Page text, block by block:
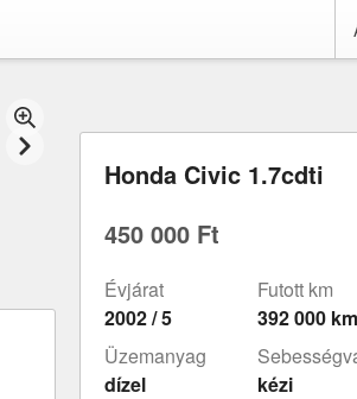
Honda Civic 1.7cdti
450 000 Ft
Évjárat
2002 / 5
Futott km
392 000 km
Üzemanyag
dízel
kézi